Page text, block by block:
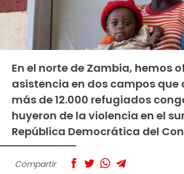
En el norte de Zambia, hemos
asistencia en dos campos que
más de 12.000 refugiados
huyeron de la violencia en el
República Democrática del
Compartir